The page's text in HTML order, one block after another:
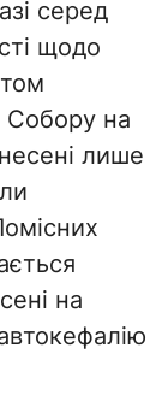
серед
щодо
Собору на
лише
на